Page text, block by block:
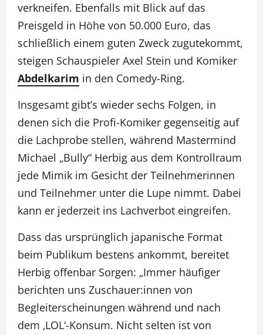
verkneifen. Ebenfalls mit Blick auf das
Preisgeld in Höhe von 50.000 Euro, das
schließlich einem guten Zweck zugutekommt,
steigen Schauspieler Axel Stein und Komiker
Abdelkarim in den Comedy-Ring.
Insgesamt gibt’s wieder sechs Folgen, in
denen sich die Profi-Komiker gegenseitig auf
die Lachprobe stellen, während Mastermind
Michael „Bully“ Herbig aus dem Kontrollraum
jede Mimik im Gesicht der Teilnehmerinnen
und Teilnehmer unter die Lupe nimmt. Dabei
kann er jederzeit ins Lachverbot eingreifen.
Dass das ursprünglich japanische Format
beim Publikum bestens ankommt, bereitet
Herbig offenbar Sorgen: „Immer häufiger
berichten uns Zuschauer:innen von
Begleiterscheinungen während und nach
dem ‚LOL‘-Konsum. Nicht selten ist von